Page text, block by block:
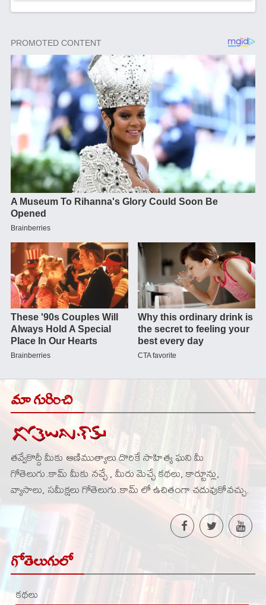
మా గురించి
తవ్వేకొద్దీ మీకు ఆణిముత్యాలు దొరికే సాహిత్య ఘని మీ
గోతెలుగు.కామ్ మీకు నచ్చే , మీరు మెచ్చే కథలు, కార్టూన్లు,
వ్యాసాలు, సమీక్షలు గోతెలుగు.కామ్ లో ఉచితంగా చదువుకోవచ్చు.
గోతెలుగులో
కథలు